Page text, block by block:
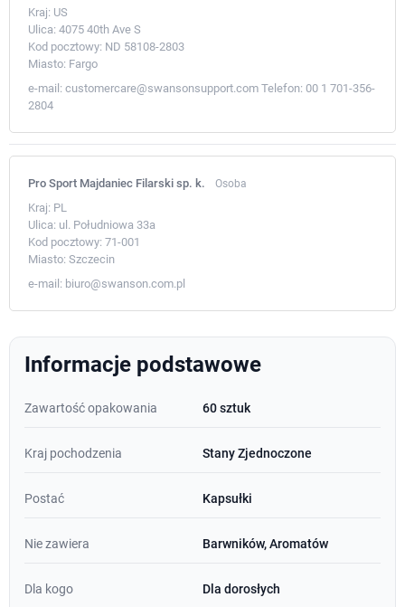
Kraj: US
Ulica: 4075 40th Ave S
Kod pocztowy: ND 58108-2803
Miasto: Fargo
e-mail: customercare@swansonsupport.com Telefon: 00 1 701-356-
2804
Pro Sport Majdaniec Filarski sp. k. Osoba
Kraj: PL
Ulica: ul. Południowa 33a
Kod pocztowy: 71-001
Miasto: Szczecin
e-mail: biuro@swanson.com.pl
Informacje podstawowe
Zawartość opakowania 60 sztuk
Kraj pochodzenia Stany Zjednoczone
Postać Kapsułki
Nie zawiera Barwników, Aromatów
Dla kogo Dla dorosłych